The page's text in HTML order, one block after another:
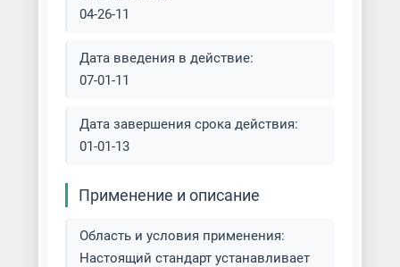
04-26-11
Дата введения в действие:
07-01-11
Дата завершения срока действия:
01-01-13
Применение и описание
Область и условия применения:
Настоящий стандарт устанавливает